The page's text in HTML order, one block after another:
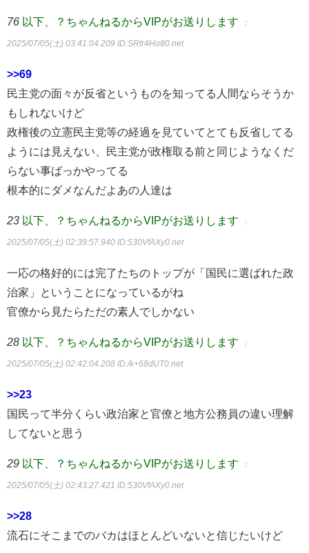
76 以下、？ちゃんねるからVIPがお送りします ：
2025/07/05(土) 03:41:04.209 ID:SRfr4Ho80.net
>>69
民主党の面々が反省というものを知ってる人間ならそうか
もしれないけど
政権後の立憲民主党等の経過を見ていてとても反省してる
ようには見えない、民主党が政権取る前と同じようなくだ
らない事ばっかやってる
根本的にダメなんだよあの人達は
23 以下、？ちゃんねるからVIPがお送りします ：
2025/07/05(土) 02:39:57.940 ID:530VfAXy0.net
一応の格好的には完了たちのトップが「国民に選ばれた政
治家」ということになっているがね
官僚から見たらただの素人でしかない
28 以下、？ちゃんねるからVIPがお送りします ：
2025/07/05(土) 02:42:04.208 ID:/k+68dUT0.net
>>23
国民って半分くらい政治家と官僚と地方公務員の違い理解
してないと思う
29 以下、？ちゃんねるからVIPがお送りします ：
2025/07/05(土) 02:43:27.421 ID:530VfAXy0.net
>>28
流石にそこまでのバカはほとんどいないと信じたいけど